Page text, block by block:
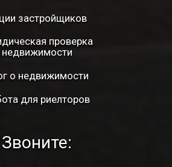
застройщиков
проверка
недвижимости
о недвижимости
для риелторов
Звоните: